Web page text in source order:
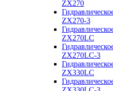
ZX270
ZX270-3
ZX270LC
ZX270LC-3
ZX330LC